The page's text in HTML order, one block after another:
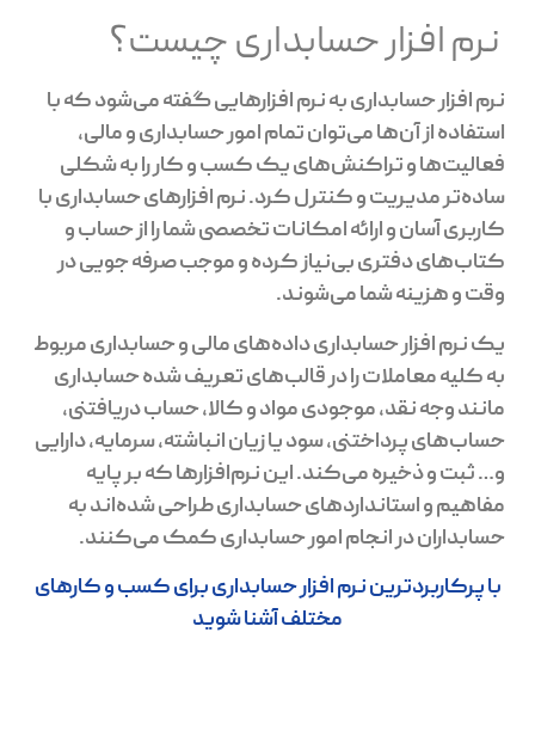
نرم افزار حسابداری چیست؟
نرم افزار حسابداری به نرم افزارهایی گفته می‌شود که با
استفاده از آن‌ها می‌توان تمام امور حسابداری و مالی،
فعالیت‌ها و تراکنش‌های یک کسب و کار را به شکلی
ساده‌تر مدیریت و کنترل کرد. نرم افزارهای حسابداری با
کاربری آسان و ارائه امکانات تخصصی شما را از حساب و
کتاب‌های دفتری بی‌نیاز کرده و موجب صرفه جویی در
وقت و هزینه شما می‌شوند.
یک نرم افزار حسابداری داده‌های مالی و حسابداری مربوط
به کلیه معاملات را در قالب‌های تعریف شده حسابداری
مانند وجه نقد، موجودی مواد و کالا، حساب دریافتنی،
حساب‌های پرداختنی، سود یا زیان انباشته، سرمایه، دارایی
و… ثبت و ذخیره می‌کند. این نرم‌افزارها که بر پایه
مفاهیم و استانداردهای حسابداری طراحی شده‌اند به
حسابداران در انجام امور حسابداری کمک می‌کنند.
با پرکاربردترین نرم افزار حسابداری برای کسب و کارهای
مختلف آشنا شوید